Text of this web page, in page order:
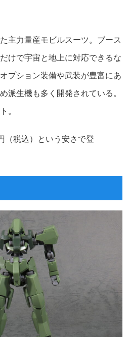
主力量産モビルスーツ。ブース
けで宇宙と地上に対応できるな
プション装備や武装が豊富にあ
派生機も多く開発されている。
。
（税込）という安さで登